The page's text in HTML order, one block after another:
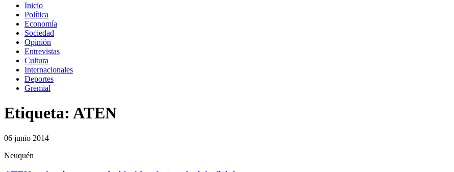
Inicio
Política
Economía
Sociedad
Opinión
Entrevistas
Cultura
Internacionales
Deportes
Gremial
Etiqueta: ATEN
06 junio 2014
Neuquén